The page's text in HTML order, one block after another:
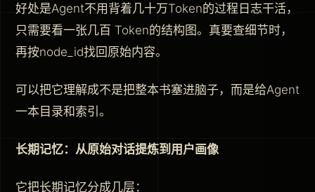
好处是Agent不用背着几十万Token的过程日志干活，
只需要看一张几百 Token的结构图。真要查细节时，
再按node_id找回原始内容。
可以把它理解成不是把整本书塞进脑子，而是给Agent
一本目录和索引。
长期记忆：从原始对话提炼到用户画像
它把长期记忆分成几层：